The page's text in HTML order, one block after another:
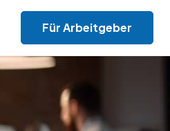
Für Arbeitgeber